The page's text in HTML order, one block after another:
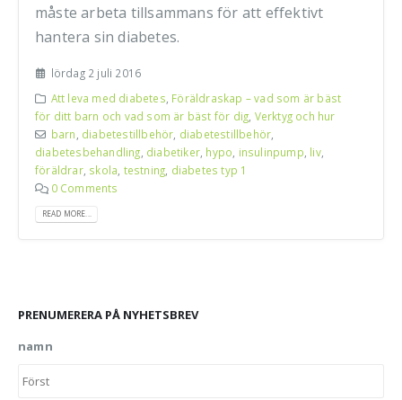
måste arbeta tillsammans för att effektivt
hantera sin diabetes.
lördag 2 juli 2016
Att leva med diabetes Föräldraskap – vad som är bäst
för ditt barn och vad som är bäst för dig Verktyg och hur
barn diabetestillbehör diabetestillbehör
diabetesbehandling diabetiker hypo insulinpump liv,
föräldrar, skola testning diabetes typ 1
0 Comments
READ MORE...
PRENUMERERA PÅ NYHETSBREV
namn